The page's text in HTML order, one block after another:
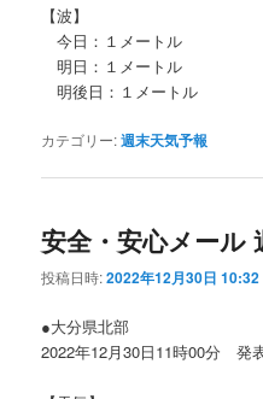
【波】
今日：１メートル
明日：１メートル
明後日：１メートル
カテゴリー:週末天気予報
安全・安心メール
投稿日時:2022年12月30日 10:32
●大分県北部
2022年12月30日11時00分 発